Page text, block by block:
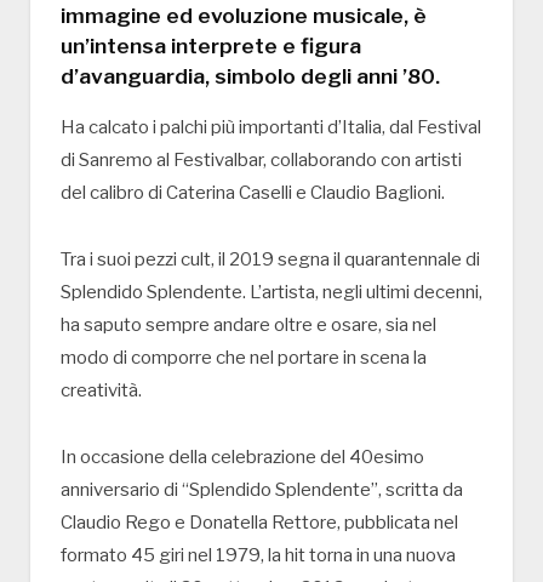
immagine ed evoluzione musicale, è
un’intensa interprete e figura
d’avanguardia, simbolo degli anni ’80.
Ha calcato i palchi più importanti d’Italia, dal Festival
di Sanremo al Festivalbar, collaborando con artisti
del calibro di Caterina Caselli e Claudio Baglioni.
Tra i suoi pezzi cult, il 2019 segna il quarantennale di
Splendido Splendente. L’artista, negli ultimi decenni,
ha saputo sempre andare oltre e osare, sia nel
modo di comporre che nel portare in scena la
creatività.
In occasione della celebrazione del 40esimo
anniversario di “Splendido Splendente”, scritta da
Claudio Rego e Donatella Rettore, pubblicata nel
formato 45 giri nel 1979, la hit torna in una nuova